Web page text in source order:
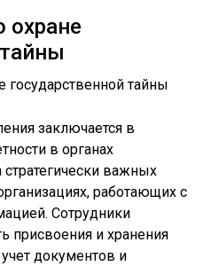
охране
заключается в
в органах
стратегически важных
работающих с
Сотрудники
присвоения и хранения
документов и